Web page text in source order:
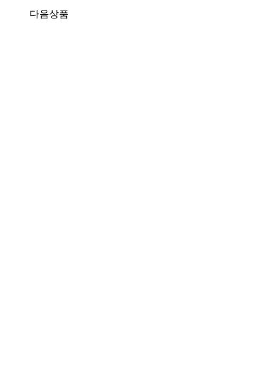
다음상품